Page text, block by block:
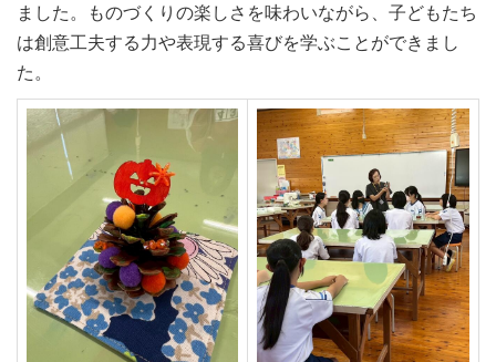
ました。ものづくりの楽しさを味わいながら、子どもたち
は創意工夫する力や表現する喜びを学ぶことができまし
た。